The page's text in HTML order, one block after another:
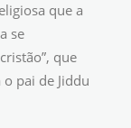
que a
se
que
pai de Jiddu